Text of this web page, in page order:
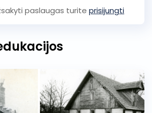
paslaugas turite prisijungti